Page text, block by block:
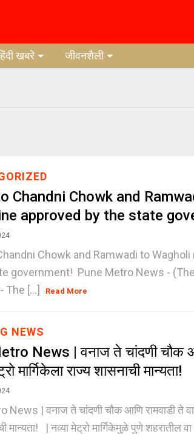
खबरे जीवनशैली
Chandni Chowk and
approved by the state
Chowk and Ramwadi to
government! Pune Metro News -
The [...]
Read More
NEWS
News | वनाज ते चांदणी चौक
मार्गिकेला राज्य शासनाची मान्यता!
| वनाज ते चांदणी चौक आणि रामवाडी ते
मान्यता! | नव्या मेट्रो मार्गिकेमुळे पुणे शहरातील वा